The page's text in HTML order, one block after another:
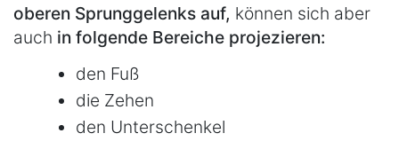
oberen Sprunggelenks auf, können sich aber
auch in folgende Bereiche projezieren:
den Fuß
die Zehen
den Unterschenkel